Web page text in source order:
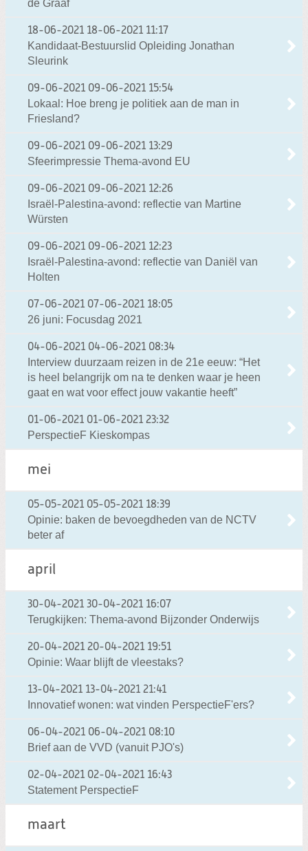
de Graaf
18-06-2021 18-06-2021 11:17
Kandidaat-Bestuurslid Opleiding Jonathan
Sleurink
09-06-2021 09-06-2021 15:54
Lokaal: Hoe breng je politiek aan de man in
Friesland?
09-06-2021 09-06-2021 13:29
Sfeerimpressie Thema-avond EU
09-06-2021 09-06-2021 12:26
Israël-Palestina-avond: reflectie van Martine
Würsten
09-06-2021 09-06-2021 12:23
Israël-Palestina-avond: reflectie van Daniël van
Holten
07-06-2021 07-06-2021 18:05
26 juni: Focusdag 2021
04-06-2021 04-06-2021 08:34
Interview duurzaam reizen in de 21e eeuw: “Het
is heel belangrijk om na te denken waar je heen
gaat en wat voor effect jouw vakantie heeft”
01-06-2021 01-06-2021 23:32
PerspectieF Kieskompas
mei
05-05-2021 05-05-2021 18:39
Opinie: baken de bevoegdheden van de NCTV
beter af
april
30-04-2021 30-04-2021 16:07
Terugkijken: Thema-avond Bijzonder Onderwijs
20-04-2021 20-04-2021 19:51
Opinie: Waar blijft de vleestaks?
13-04-2021 13-04-2021 21:41
Innovatief wonen: wat vinden PerspectieF'ers?
06-04-2021 06-04-2021 08:10
Brief aan de VVD (vanuit PJO's)
02-04-2021 02-04-2021 16:43
Statement PerspectieF
maart